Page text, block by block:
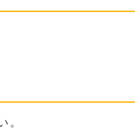
。